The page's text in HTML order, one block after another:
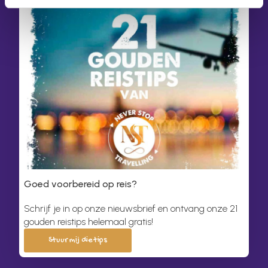
Goed voorbereid op reis?
Schrijf je in op onze nieuwsbrief en ontvang onze 21
gouden reistips helemaal gratis!
Stuur mij die tips